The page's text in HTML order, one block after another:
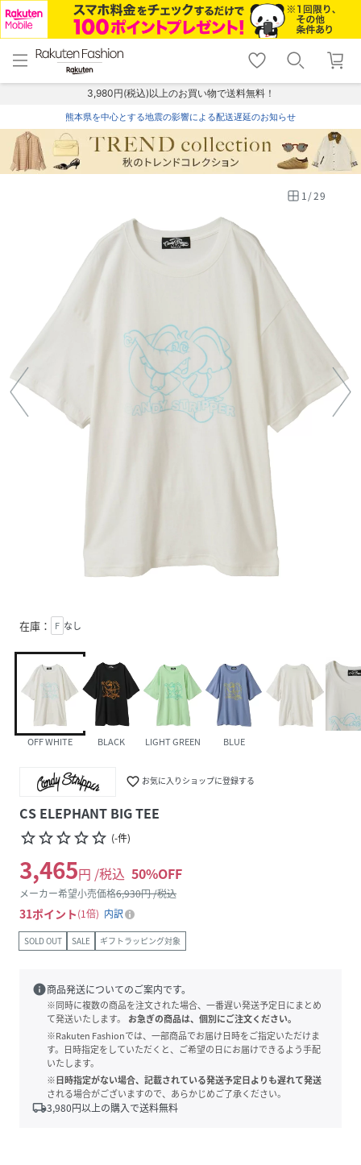
menu home
トップ
shopping_cart lock_outline
ログイン
3,980円(税込)以上のお買い物で送料無料！
熊本県を中心とする地震の影響による配送遅延のお知らせ
1/29
在庫： F なし
OFF WHITE BLACK LIGHT GREEN BLUE
favorite_border お気に入りショップに登録する
CS ELEPHANT BIG TEE
star_borderstar_borderstar_borderstar_borderstar_border (-件)
3,465円 /税込 50%OFF
メーカー希望小売価格6,930円 /税込
31ポイント 1倍 内訳
SOLD OUT SALE ギフトラッピング対象
info商品発送についてのご案内です。
※同時に複数の商品を注文された場合、一番遅い発送予定日にまとめ
て発送いたします。
お急ぎの商品は、個別にご注文ください。
※Rakuten Fashionでは、一部商品でお届け日時をご指定いただけま
す。日時指定をしていただくと、ご希望の日にお届けできるよう手配
いたします。
※日時指定がない場合、記載されている発送予定日よりも遅れて発送
される場合がございますので、あらかじめご了承ください。
local_shipping3,980円以上の購入で送料無料